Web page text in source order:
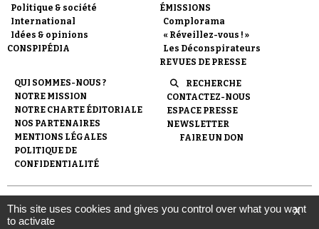
Faire un don
Demander à Vera
Politique & société
International
Idées & opinions
CONSPIPÉDIA
ÉMISSIONS
Complorama
« Réveillez-vous ! »
Les Déconspirateurs
REVUES DE PRESSE
QUI SOMMES-NOUS ?
NOTRE MISSION
NOTRE CHARTE ÉDITORIALE
NOS PARTENAIRES
MENTIONS LÉGALES
POLITIQUE DE
CONFIDENTIALITÉ
RECHERCHE
CONTACTEZ-NOUS
ESPACE PRESSE
NEWSLETTER
FAIRE UN DON
© 2007- 2026 Conspiracy Watch | Une réalisation de
l'Observatoire du conspirationnisme (association loi de 1901) avec
le soutien de la Fondation pour la Mémoire de la Shoah.
X
This site uses cookies and gives you control over what you want
to activate